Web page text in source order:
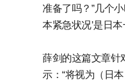
准备了吗？”几个
本紧急状况’是日
薛剑的这篇文章针
示：“将视为（日